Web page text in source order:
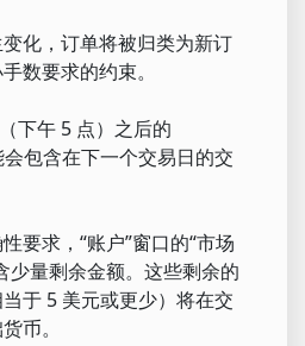
化，订单将被归类为新订
数要求的约束。
下午 5 点）之后的
包含在下一个交易日的交
要求，“账户”窗口的“市场
少量剩余金额。这些剩余的
于 5 美元或更少）将在交
币。